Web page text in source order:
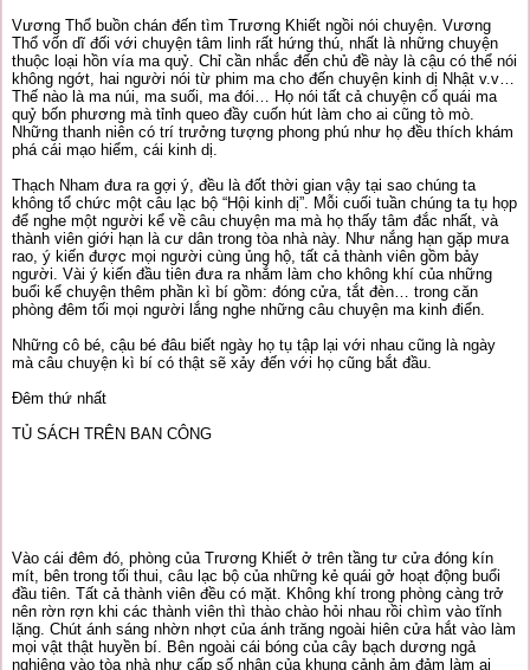
Vương Thổ buồn chán đến tìm Trương Khiết ngồi nói chuyện. Vương
Thổ vốn dĩ đối với chuyện tâm linh rất hứng thú, nhất là những chuyện
thuộc loại hồn vía ma quỷ. Chỉ cần nhắc đến chủ đề này là cậu có thể nói
không ngớt, hai người nói từ phim ma cho đến chuyện kinh dị Nhật v.v…
Thế nào là ma núi, ma suối, ma đói… Họ nói tất cả chuyện cổ quái ma
quỷ bốn phương mà tỉnh queo đầy cuốn hút làm cho ai cũng tò mò.
Những thanh niên có trí trưởng tượng phong phú như họ đều thích khám
phá cái mạo hiểm, cái kinh dị.
Thạch Nham đưa ra gợi ý, đều là đốt thời gian vậy tại sao chúng ta
không tổ chức một câu lạc bộ “Hội kinh dị”. Mỗi cuối tuần chúng ta tụ họp
để nghe một người kể về câu chuyện ma mà họ thấy tâm đắc nhất, và
thành viên giới hạn là cư dân trong tòa nhà này. Như nắng hạn gặp mưa
rao, ý kiến được mọi người cùng ủng hộ, tất cả thành viên gồm bảy
người. Vài ý kiến đầu tiên đưa ra nhắm làm cho không khí của những
buổi kể chuyện thêm phần kì bí gồm: đóng cửa, tắt đèn… trong căn
phòng đêm tối mọi người lắng nghe những câu chuyện ma kinh điển.
Những cô bé, cậu bé đâu biết ngày họ tụ tập lại với nhau cũng là ngày
mà câu chuyện kì bí có thật sẽ xảy đến với họ cũng bắt đầu.
Đêm thứ nhất
TỦ SÁCH TRÊN BAN CÔNG
Vào cái đêm đó, phòng của Trương Khiết ở trên tầng tư cửa đóng kín
mít, bên trong tối thui, câu lạc bộ của những kẻ quái gở hoạt động buổi
đầu tiên. Tất cả thành viên đều có mặt. Không khí trong phòng càng trở
nên rờn rợn khi các thành viên thì thào chào hỏi nhau rồi chìm vào tĩnh
lặng. Chút ánh sáng nhờn nhợt của ánh trăng ngoài hiên cửa hắt vào làm
mọi vật thật huyền bí. Bên ngoài cái bóng của cây bạch dương ngả
nghiêng vào tòa nhà như cấp số nhân của khung cảnh ảm đảm làm ai